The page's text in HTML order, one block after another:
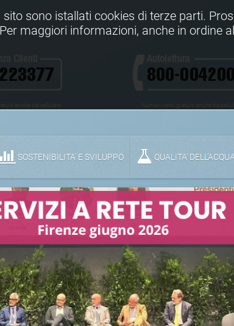
SOSTENIBILITA' E SVILUPPO QUALITA’
sono istallati cookies di terze parti.
maggiori informazioni, anche in ordine